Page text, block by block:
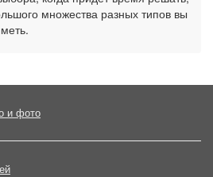
множества разных типов вы
и фото